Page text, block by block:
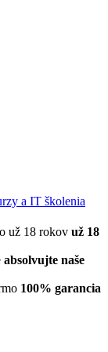
už 18
absolvujte naše
100% garancia